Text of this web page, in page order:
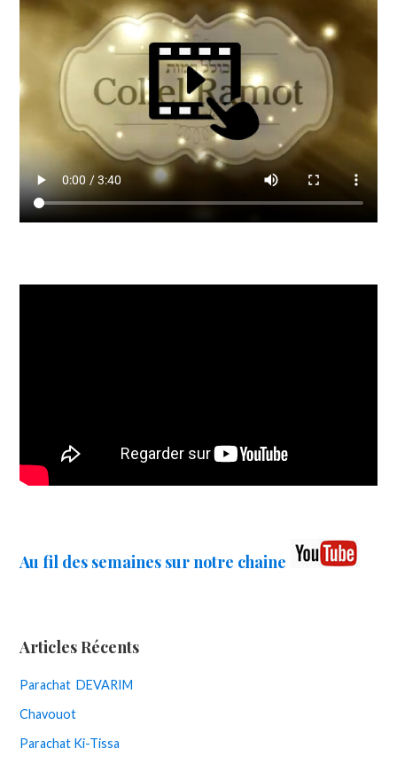
Au fil des semaines sur notre chaine
Articles Récents
Parachat DEVARIM
Chavouot
Parachat Ki-Tissa